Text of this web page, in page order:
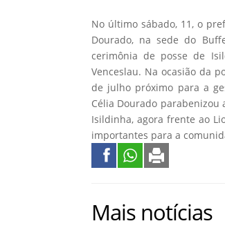
No último sábado, 11, o
Dourado, na sede do
cerimônia de posse de
Venceslau. Na ocasião da
de julho próximo para a
Célia Dourado
Isildinha, agora frente ao
importantes para a
Mais notícias